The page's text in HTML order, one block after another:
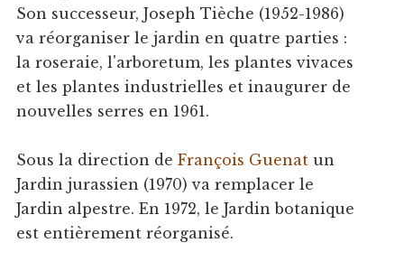
Son successeur, Joseph Tièche (1952-1986)
va réorganiser le jardin en quatre parties :
la roseraie, l'arboretum, les plantes vivaces
et les plantes industrielles et inaugurer de
nouvelles serres en 1961.
Sous la direction de François Guenatun
Jardin jurassien (1970) va remplacer le
Jardin alpestre. En 1972, le Jardin botanique
est entièrement réorganisé.